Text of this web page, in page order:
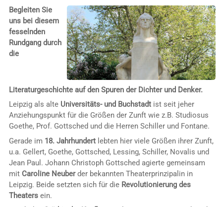
Begleiten Sie
uns bei diesem
fesselnden
Rundgang durch
die
Literaturgeschichte auf den Spuren der Dichter und Denker.
Leipzig als alte Universitäts- und Buchstadtist seit jeher
Anziehungspunkt für die Größen der Zunft wie z.B. Studiosus
Goethe, Prof. Gottsched und die Herren Schiller und Fontane.
Gerade im 18. Jahrhundertlebten hier viele Größen ihrer Zunft,
u.a. Gellert, Goethe, Gottsched, Lessing, Schiller, Novalis und
Jean Paul. Johann Christoph Gottsched agierte gemeinsam
mit Caroline Neuberder bekannten Theaterprinzipalin in
Leipzig. Beide setzten sich für die Revolutionierung des
Theatersein.